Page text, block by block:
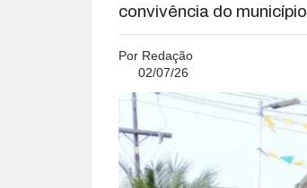
convivência do município
Por Redação
02/07/26